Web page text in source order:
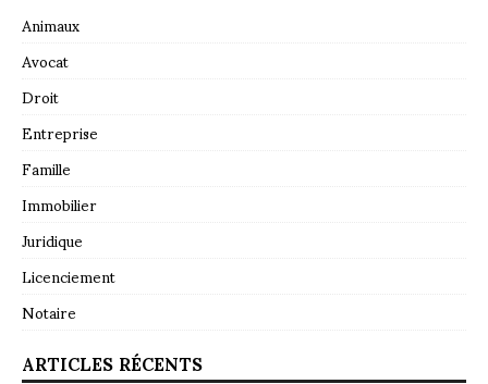
Animaux
Avocat
Droit
Entreprise
Famille
Immobilier
Juridique
Licenciement
Notaire
ARTICLES RÉCENTS